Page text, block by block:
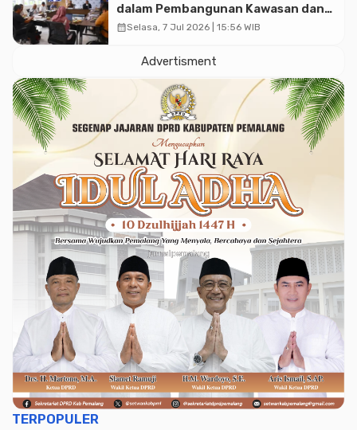
dalam Pembangunan Kawasan dan
Tata Kelola Batas-Batas Ekologis di
calendar_monthSelasa, 7 Jul 2026 | 15:56 WIB
Advertisment
TERPOPULER